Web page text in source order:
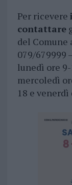
Per ricevere
contattare
del Comune
079/679999
lunedì ore
mercoledì
18 e venerdì